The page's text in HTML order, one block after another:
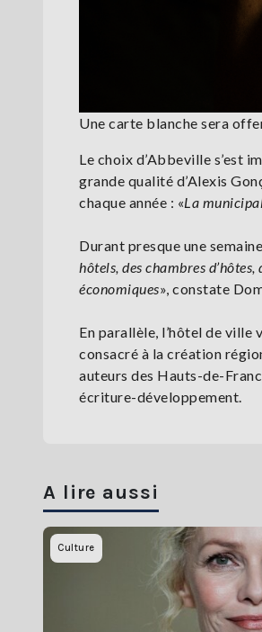
Une carte blanche sera
Le choix d’Abbeville s’est
grande qualité d’Alexis
chaque année : «La
Durant presque une
hôtels, des chambres
économiques», constate
En parallèle, l’hôtel de
consacré à la création
auteurs des Hauts-de-
écriture-développement.
A lire aussi
Culture